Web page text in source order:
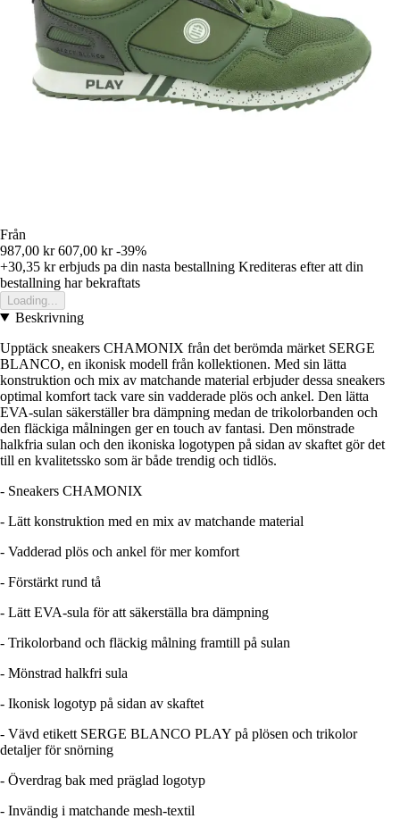
Från
987,00 kr 607,00 kr -39%
+30,35 krerbjuds pa din nasta bestallning Krediteras efter att din
bestallning har bekraftats
Loading...
Beskrivning
Upptäck sneakers CHAMONIX från det berömda märket SERGE
BLANCO, en ikonisk modell från kollektionen. Med sin lätta
konstruktion och mix av matchande material erbjuder dessa sneakers
optimal komfort tack vare sin vadderade plös och ankel. Den lätta
EVA-sulan säkerställer bra dämpning medan de trikolorbanden och
den fläckiga målningen ger en touch av fantasi. Den mönstrade
halkfria sulan och den ikoniska logotypen på sidan av skaftet gör det
till en kvalitetssko som är både trendig och tidlös.
- Sneakers CHAMONIX
- Lätt konstruktion med en mix av matchande material
- Vadderad plös och ankel för mer komfort
- Förstärkt rund tå
- Lätt EVA-sula för att säkerställa bra dämpning
- Trikolorband och fläckig målning framtill på sulan
- Mönstrad halkfri sula
- Ikonisk logotyp på sidan av skaftet
- Vävd etikett SERGE BLANCO PLAY på plösen och trikolor
detaljer för snörning
- Överdrag bak med präglad logotyp
- Invändig i matchande mesh-textil